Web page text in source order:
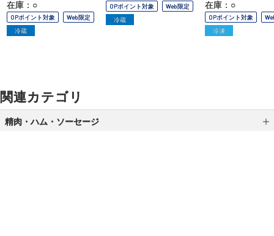
在庫：○
OPポイント対象
Web限定
冷蔵
OPポイント対象
Web限定
冷蔵
在庫：○
OPポイント対象
冷凍
関連カテゴリ
精肉・ハム・ソーセージ